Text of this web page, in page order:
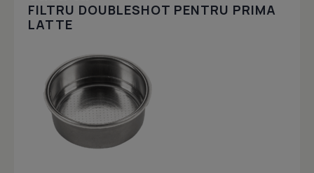
FILTRU DOUBLESHOT PENTRU PRIMA
LATTE